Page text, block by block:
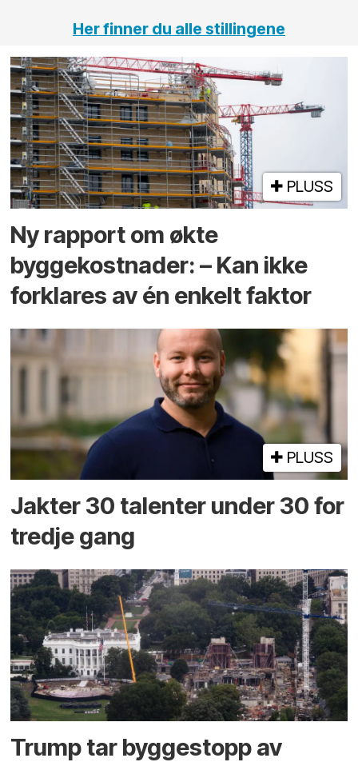
Her finner du alle stillingene
PLUSS
Ny rapport om økte
byggekostnader: – Kan ikke
forklares av én enkelt faktor
PLUSS
Jakter 30 talenter under 30 for
tredje gang
Trump tar byggestopp av